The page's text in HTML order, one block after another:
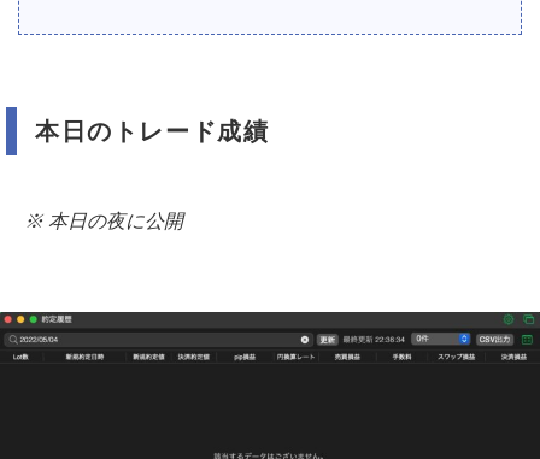
本日のトレード成績
※ 本日の夜に公開